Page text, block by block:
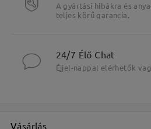
A gyártási hibákra és
teljes körű garancia.
24/7 Élő Chat
Éjjel-nappal elérhetők
Vásárlás